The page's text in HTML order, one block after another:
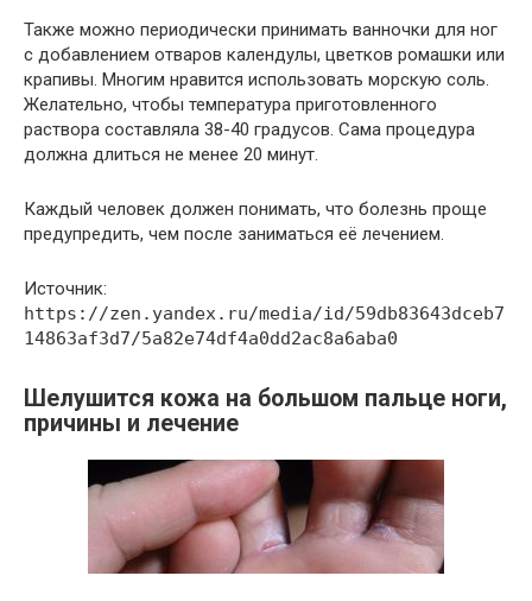
Также можно периодически принимать ванночки для ног
с добавлением отваров календулы, цветков ромашки или
крапивы. Многим нравится использовать морскую соль.
Желательно, чтобы температура приготовленного
раствора составляла 38-40 градусов. Сама процедура
должна длиться не менее 20 минут.
Каждый человек должен понимать, что болезнь проще
предупредить, чем после заниматься её лечением.
Источник:
https://zen.yandex.ru/media/id/59db83643dceb7
14863af3d7/5a82e74df4a0dd2ac8a6aba0
Шелушится кожа на большом пальце ноги,
причины и лечение